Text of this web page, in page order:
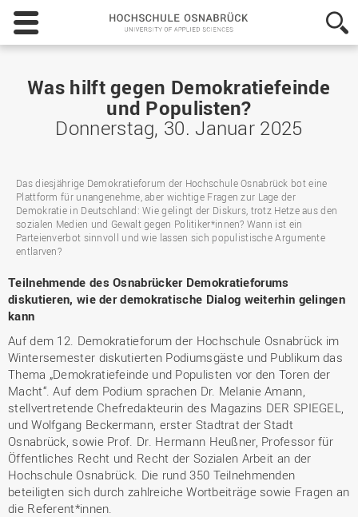
Hochschule
Osnabrück
-
of
Applied
Was hilft gegen Demokratiefeinde
und Populisten?
Donnerstag, 30. Januar 2025
Das diesjährige Demokratieforum der Hochschule Osnabrück bot eine
Plattform für unangenehme, aber wichtige Fragen zur Lage der
Demokratie in Deutschland: Wie gelingt der Diskurs, trotz Hetze aus den
sozialen Medien und Gewalt gegen Politiker*innen? Wann ist ein
Parteienverbot sinnvoll und wie lassen sich populistische Argumente
entlarven?
Teilnehmende des Osnabrücker Demokratieforums
diskutieren, wie der demokratische Dialog weiterhin gelingen
kann
Auf dem 12. Demokratieforum der Hochschule Osnabrück im
Wintersemester diskutierten Podiumsgäste und Publikum das
Thema „Demokratiefeinde und Populisten vor den Toren der
Macht“. Auf dem Podium sprachen Dr. Melanie Amann,
stellvertretende Chefredakteurin des Magazins DER SPIEGEL,
und Wolfgang Beckermann, erster Stadtrat der Stadt
Osnabrück, sowie Prof. Dr. Hermann Heußner, Professor für
Öffentliches Recht und Recht der Sozialen Arbeit an der
Hochschule Osnabrück. Die rund 350 Teilnehmenden
beteiligten sich durch zahlreiche Wortbeiträge sowie Fragen an
die Referent*innen.